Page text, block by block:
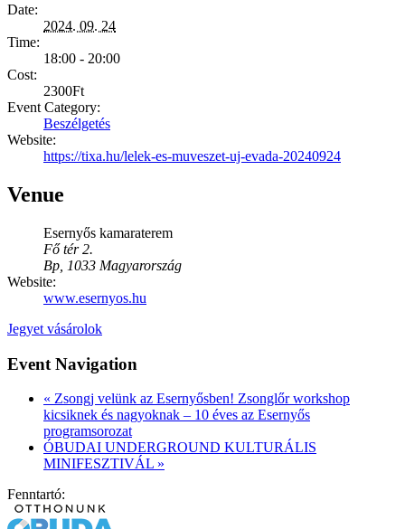
Date:
2024. 09. 24
Time:
18:00 - 20:00
Cost:
2300Ft
Event Category:
Beszélgetés
Website:
https://tixa.hu/lelek-es-muveszet-uj-evada-20240924
Venue
Esernyős kamaraterem
Fő tér 2.
Bp 1033 Magyarország
Website:
www.esernyos.hu
Jegyet vásárolok
Event Navigation
« Zsongj velünk az Esernyősben! Zsonglőr workshop
kicsiknek és nagyoknak – 10 éves az Esernyős
programsorozat
ÓBUDAI UNDERGROUND KULTURÁLIS
MINIFESZTIVÁL »
Fenntartó: